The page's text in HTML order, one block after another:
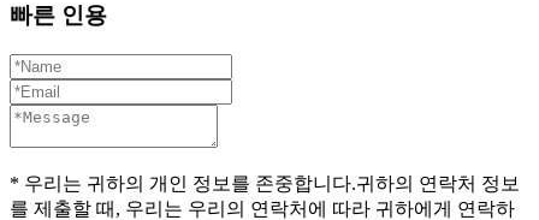
빠른 인용
* 우리는 귀하의 개인 정보를 존중합니다.귀하의 연락처 정보
를 제출할 때, 우리는 우리의 연락처에 따라 귀하에게 연락하